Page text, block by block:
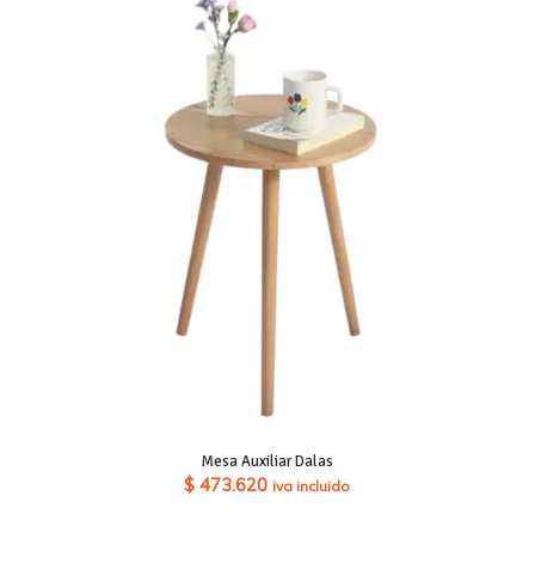
Mesa Auxiliar Dalas
$ 473.620 iva incluido